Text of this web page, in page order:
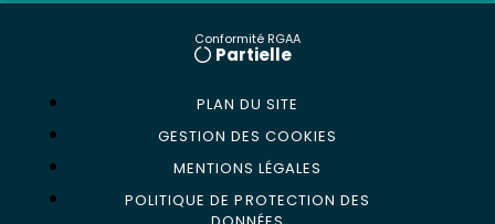
Conformité RGAA
Partielle
PLAN DU SITE
GESTION DES COOKIES
MENTIONS LÉGALES
POLITIQUE DE PROTECTION DES